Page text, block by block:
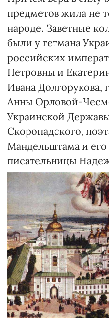
предметов жила не
народе. Заветные
были у гетмана
российских
Петровны и
Ивана
Анны Орловой-
Украинской
Скоропадского,
Мандельштама и
писательницы